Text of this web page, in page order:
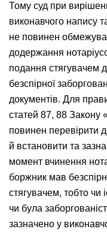
Тому суд при
виконавчого напису
не повинен
додержання
подання стягувачем
безспірної
документів. Для
статей 87, 88 Закону
повинен перевірити
й встановити та
момент вчинення
боржник мав
стягувачем, тобто чи
чи була
зазначено у